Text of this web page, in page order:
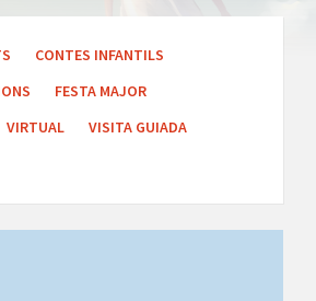
CONTES INFANTILS
FESTA MAJOR
VIRTUAL
VISITA GUIADA